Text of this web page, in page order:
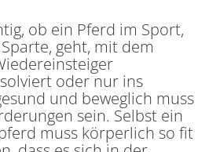
ob ein Pferd im Sport,
geht, mit dem
oder nur ins
und beweglich muss
sein. Selbst ein
muss körperlich so fit